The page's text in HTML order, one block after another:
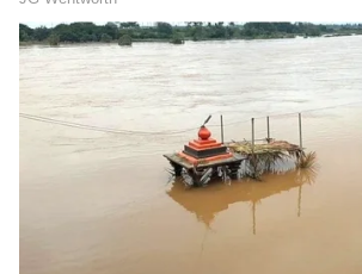
Related Articles
Ghost and Science: ನೀವೆಂದಾದರೂ ದೆವ್ವ